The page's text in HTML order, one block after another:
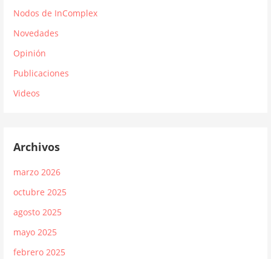
Nodos de InComplex
Novedades
Opinión
Publicaciones
Videos
Archivos
marzo 2026
octubre 2025
agosto 2025
mayo 2025
febrero 2025